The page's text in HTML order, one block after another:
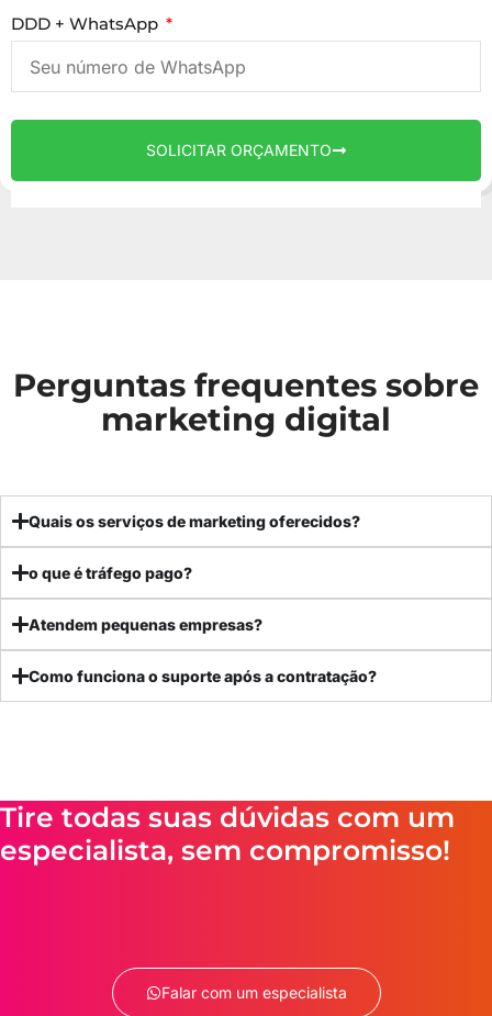
DDD + WhatsApp
SOLICITAR ORÇAMENTO
Perguntas frequentes sobre
marketing digital
Quais os serviços de marketing oferecidos?
o que é tráfego pago?
Atendem pequenas empresas?
Como funciona o suporte após a contratação?
Tire todas suas dúvidas com um
especialista, sem compromisso!
Falar com um especialista